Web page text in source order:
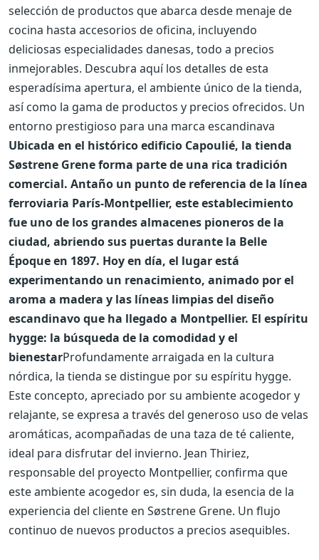
selección de productos que abarca desde menaje de
cocina hasta accesorios de oficina, incluyendo
deliciosas especialidades danesas, todo a precios
inmejorables. Descubra aquí los detalles de esta
esperadísima apertura, el ambiente único de la tienda,
así como la gama de productos y precios ofrecidos. Un
entorno prestigioso para una marca escandinava
Ubicada en el histórico edificio Capoulié, la tienda
Søstrene Grene forma parte de una rica tradición
comercial. Antaño un punto de referencia de la línea
ferroviaria París-Montpellier, este establecimiento
fue uno de los grandes almacenes pioneros de la
ciudad, abriendo sus puertas durante la Belle
Époque en 1897. Hoy en día, el lugar está
experimentando un renacimiento, animado por el
aroma a madera y las líneas limpias del diseño
escandinavo que ha llegado a Montpellier. El espíritu
hygge: la búsqueda de la comodidad y el
bienestarProfundamente arraigada en la cultura
nórdica, la tienda se distingue por su espíritu hygge.
Este concepto, apreciado por su ambiente acogedor y
relajante, se expresa a través del generoso uso de velas
aromáticas, acompañadas de una taza de té caliente,
ideal para disfrutar del invierno. Jean Thiriez,
responsable del proyecto Montpellier, confirma que
este ambiente acogedor es, sin duda, la esencia de la
experiencia del cliente en Søstrene Grene. Un flujo
continuo de nuevos productos a precios asequibles.